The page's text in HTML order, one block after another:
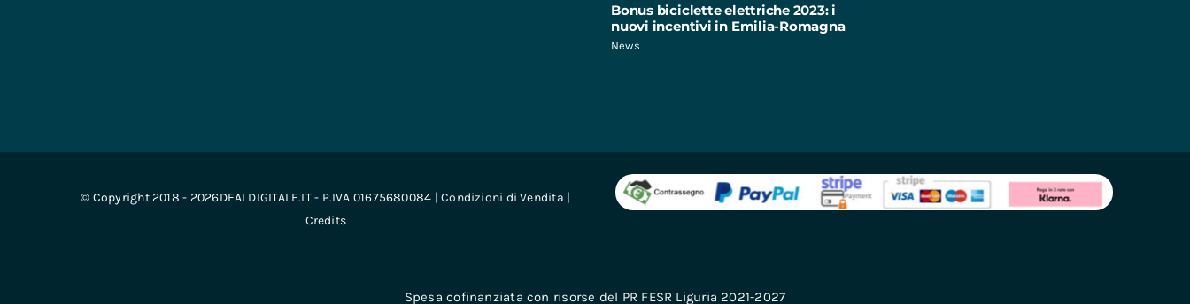
Bonus biciclette elettriche 2023: i
nuovi incentivi in Emilia-Romagna
News
© Copyright 2018 - 2026DEALDIGITALE.IT - P.IVA 01675680084 |Condizioni di Vendita |
Credits
Spesa cofinanziata con risorse del PR FESR Liguria 2021-2027